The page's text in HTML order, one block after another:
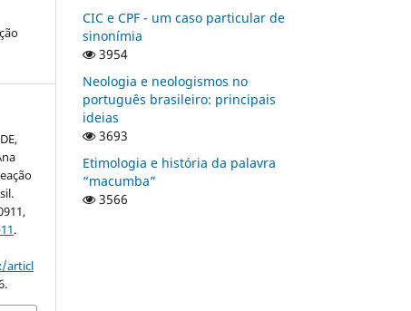
.
articl
CIC e CPF - um caso particular de
sinonímia
3954
Neologia e neologismos no
português brasileiro: principais
ideias
3693
Etimologia e história da palavra
“macumba”
3566